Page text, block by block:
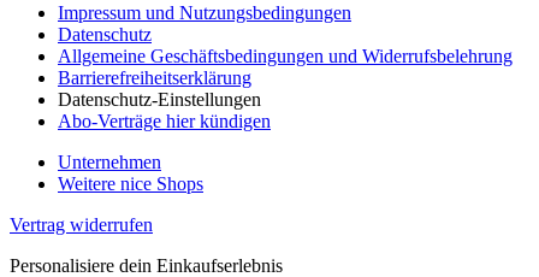
Impressum und Nutzungsbedingungen
Datenschutz
Allgemeine Geschäftsbedingungen und Widerrufsbelehrung
Barrierefreiheitserklärung
Datenschutz-Einstellungen
Abo-Verträge hier kündigen
Unternehmen
Weitere nice Shops
Vertrag widerrufen
Personalisiere dein Einkaufserlebnis